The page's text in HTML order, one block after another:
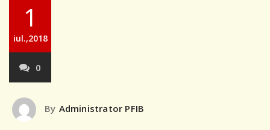
1
iul.,2018
0
By Administrator PFIB